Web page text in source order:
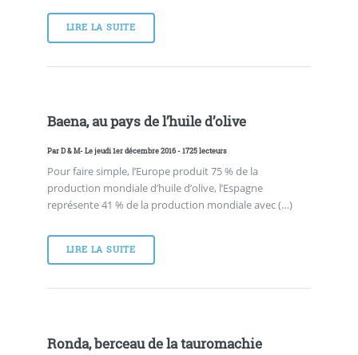
LIRE LA SUITE
Baena, au pays de l’huile d’olive
ParD & M- Le jeudi 1er décembre 2016 - 1725 lecteurs
Pour faire simple, l’Europe produit 75 % de la
production mondiale d’huile d’olive, l’Espagne
représente 41 % de la production mondiale avec (…)
LIRE LA SUITE
Ronda, berceau de la tauromachie